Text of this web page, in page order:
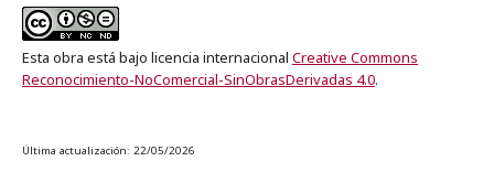
Esta obra está bajo licencia internacional Creative Commons
Reconocimiento-NoComercial-SinObrasDerivadas 4.0.
Última actualización: 22/05/2026